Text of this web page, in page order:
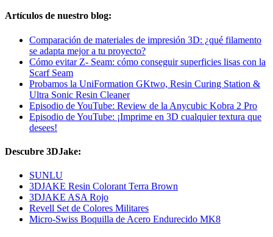
Artículos de nuestro blog:
Comparación de materiales de impresión 3D: ¿qué filamento
se adapta mejor a tu proyecto?
Cómo evitar Z- Seam: cómo conseguir superficies lisas con la
Scarf Seam
Probamos la UniFormation GKtwo, Resin Curing Station &
Ultra Sonic Resin Cleaner
Episodio de YouTube: Review de la Anycubic Kobra 2 Pro
Episodio de YouTube: ¡Imprime en 3D cualquier textura que
desees!
Descubre 3DJake:
SUNLU
3DJAKE Resin Colorant Terra Brown
3DJAKE ASA Rojo
Revell Set de Colores Militares
Micro-Swiss Boquilla de Acero Endurecido MK8